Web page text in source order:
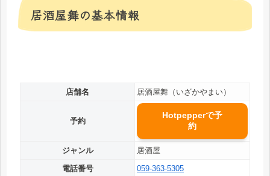
居酒屋舞の基本情報
店舗名 居酒屋舞（いざかやまい）
予約
Hotpepperで予
約
ジャンル
居酒屋
電話番号
059-363-5305